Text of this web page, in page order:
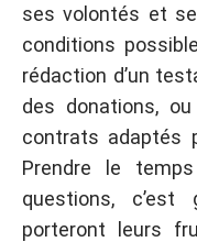
ses volontés et
conditions
rédaction d’un
des donations,
contrats adaptés
Prendre le
questions,
porteront leurs